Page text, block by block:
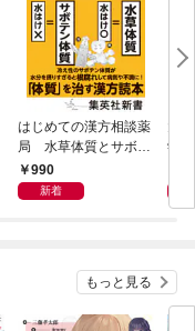
はじめての漢方相談薬
局 水草体質とサボテ
ン体質
990
新着
学
もっと見る